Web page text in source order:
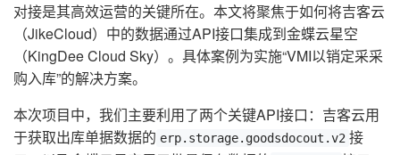
对接是其高效运营的关键所在。本文将聚焦于如何将吉客云
（JikeCloud）中的数据通过API接口集成到金蝶云星空
（KingDee Cloud Sky）。具体案例为实施“VMI以销定采采
购入库”的解决方案。
本次项目中，我们主要利用了两个关键API接口：吉客云用
于获取出库单据数据的 erp.storage.goodsdocout.v2 接